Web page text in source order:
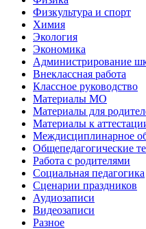
Физкультура и спорт
Химия
Экология
Экономика
Администрирование
Внеклассная работа
Классное руководство
Материалы МО
Материалы для
Материалы к
Междисциплинарное
Общепедагогические
Работа с родителями
Социальная педагогика
Сценарии праздников
Аудиозаписи
Видеозаписи
Разное